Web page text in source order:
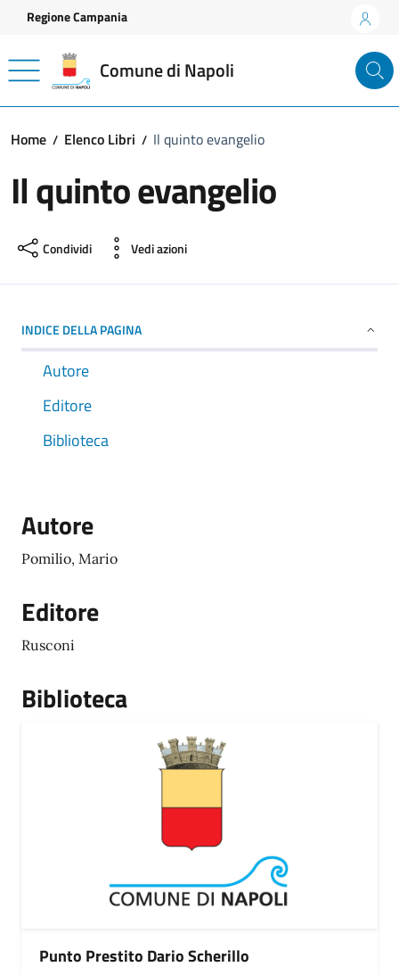
Vai ai contenuti
Vai al footer
Regione Campania
Comune di Napoli
Home Elenco Libri Il quinto evangelio
Il quinto evangelio
Condividi Vedi azioni
INDICE DELLA PAGINA
Autore
Editore
Biblioteca
Autore
Pomilio, Mario
Editore
Rusconi
Biblioteca
Punto Prestito Dario Scherillo